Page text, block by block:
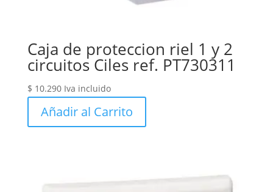
Caja de proteccion riel 1 y 2
circuitos Ciles ref. PT730311
$ 10.290 Iva incluido
Añadir al Carrito